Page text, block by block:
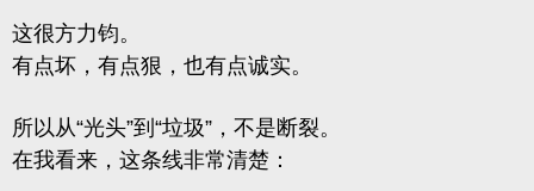
这很方力钧。
有点坏，有点狠，也有点诚实。
所以从“光头”到“垃圾”，不是断裂。
在我看来，这条线非常清楚：